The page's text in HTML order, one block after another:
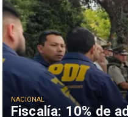
Fiscalía: 10% de
NACIONAL